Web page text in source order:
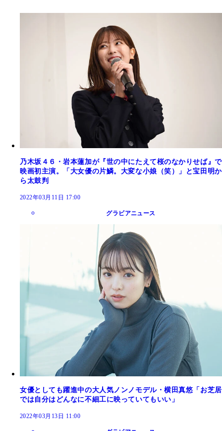
乃木坂４６・岩本蓮加が『世の中にたえて桜のなかりせば』で
映画初主演。「大女優の片鱗。大変な小娘（笑）」と宝田明か
ら太鼓判
2022年03月11日 17:00
グラビアニュース
女優としても躍進中の大人気ノンノモデル・横田真悠「お芝居
では自分はどんなに不細工に映っていてもいい」
2022年03月13日 11:00